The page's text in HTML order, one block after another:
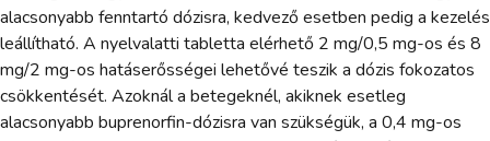
alacsonyabb fenntartó dózisra, kedvező esetben pedig a kezelés
leállítható. A nyelvalatti tabletta elérhető 2 mg/0,5 mg-os és 8
mg/2 mg-os hatáserősségei lehetővé teszik a dózis fokozatos
csökkentését. Azoknál a betegeknél, akiknek esetleg
alacsonyabb buprenorfin-dózisra van szükségük, a 0,4 mg-os